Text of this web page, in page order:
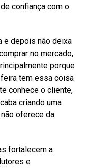
confiança com o
e depois não deixa
no mercado,
porque
tem essa coisa
conhece o cliente,
criando uma
oferece da
fortalecem a
e